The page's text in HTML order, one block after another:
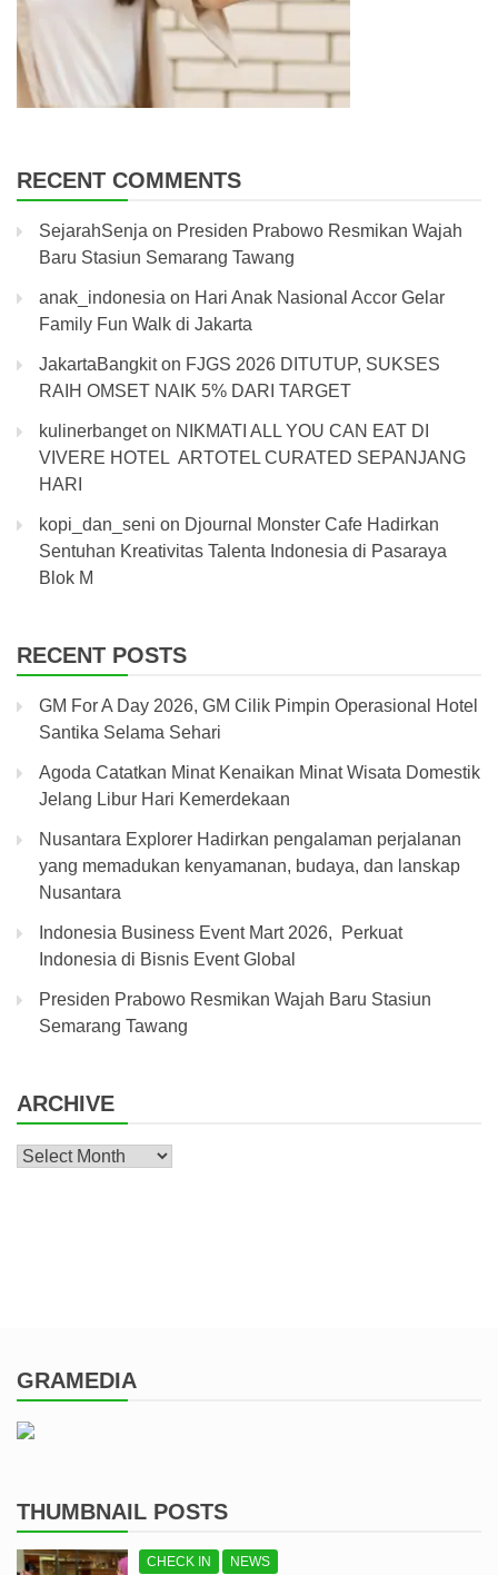
RECENT COMMENTS
SejarahSenja on Presiden Prabowo Resmikan Wajah
Baru Stasiun Semarang Tawang
anak_indonesia on Hari Anak Nasional Accor Gelar
Family Fun Walk di Jakarta
JakartaBangkiton FJGS 2026 DITUTUP, SUKSES
RAIH OMSET NAIK 5% DARI TARGET
kulinerbangeton NIKMATI ALL YOU CAN EAT DI
VIVERE HOTEL ARTOTEL CURATED SEPANJANG
HARI
kopi_dan_seni on Djournal Monster Cafe Hadirkan
Sentuhan Kreativitas Talenta Indonesia di Pasaraya
Blok M
RECENT POSTS
GM For A Day 2026, GM Cilik Pimpin Operasional Hotel
Santika Selama Sehari
Agoda Catatkan Minat Kenaikan Minat Wisata Domestik
Jelang Libur Hari Kemerdekaan
Nusantara Explorer Hadirkan pengalaman perjalanan
yang memadukan kenyamanan, budaya, dan lanskap
Nusantara
Indonesia Business Event Mart 2026, Perkuat
Indonesia di Bisnis Event Global
Presiden Prabowo Resmikan Wajah Baru Stasiun
Semarang Tawang
ARCHIVE
Archive
GRAMEDIA
THUMBNAIL POSTS
CHECK IN NEWS